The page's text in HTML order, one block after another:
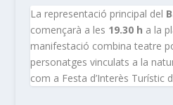
La representació principal del
començarà a les 19.30 h a la
manifestació combina teatre
personatges vinculats a la
com a Festa d’Interès Turístic